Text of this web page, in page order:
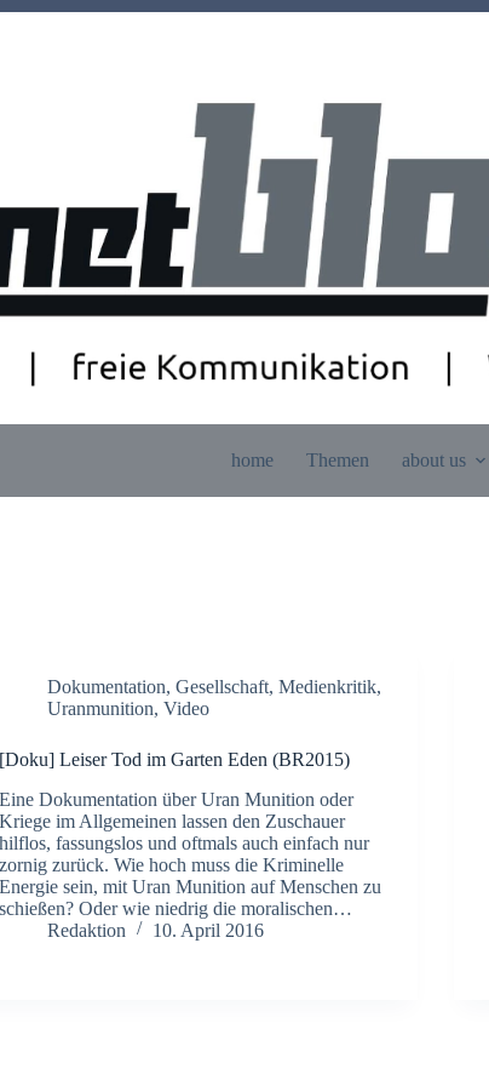
home Themen about us
Dokumentation, Gesellschaft, Medienkritik,
Uranmunition, Video
[Doku] Leiser Tod im Garten Eden (BR2015)
Eine Dokumentation über Uran Munition oder
Kriege im Allgemeinen lassen den Zuschauer
hilflos, fassungslos und oftmals auch einfach nur
zornig zurück. Wie hoch muss die Kriminelle
Energie sein, mit Uran Munition auf Menschen zu
schießen? Oder wie niedrig die moralischen…
Redaktion
10. April 2016